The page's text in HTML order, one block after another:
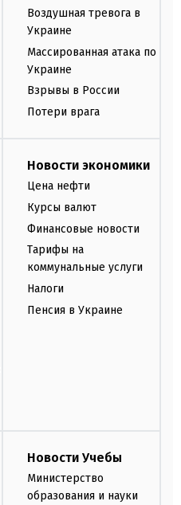
Воздушная тревога в
Украине
Массированная атака по
Украине
Взрывы в России
Потери врага
Новости экономики
Цена нефти
Курсы валют
Финансовые новости
Тарифы на
коммунальные услуги
Налоги
Пенсия в Украине
Новости Учебы
Министерство
образования и науки